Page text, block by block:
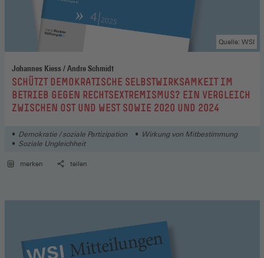
Johannes Kiess / Andre Schmidt
:SCHÜTZT DEMOKRATISCHE SELBSTWIRKSAMKEIT IM
BETRIEB GEGEN RECHTSEXTREMISMUS? EIN VERGLEICH
ZWISCHEN OST UND WEST SOWIE 2020 UND 2024
Quelle: WSI
Demokratie / soziale Partizipation
Wirkung von Mitbestimmung
Soziale Ungleichheit
merken teilen